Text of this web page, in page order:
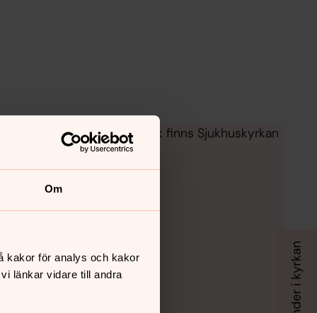
Om
kakor för analys och kakor
länkar vidare till andra
- vid avgörande ögonblick finns Sjukhuskyrkan